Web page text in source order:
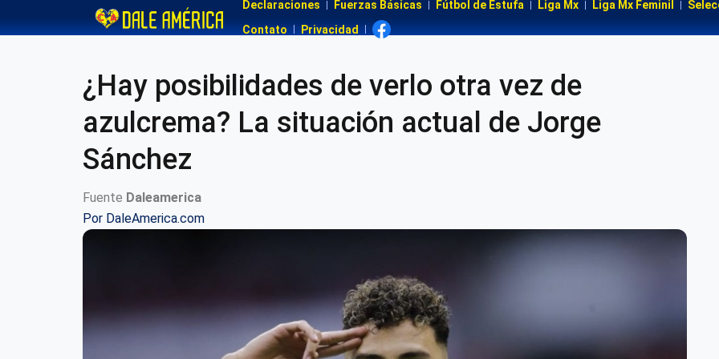
Declaraciones Fuerzas Básicas Fútbol de Estufa Liga Mx Liga Mx Feminil
Contato
Privacidad
¿Hay posibilidades de verlo otra vez de
azulcrema? La situación actual de Jorge
Sánchez
Fuente Daleamerica
Por DaleAmerica.com